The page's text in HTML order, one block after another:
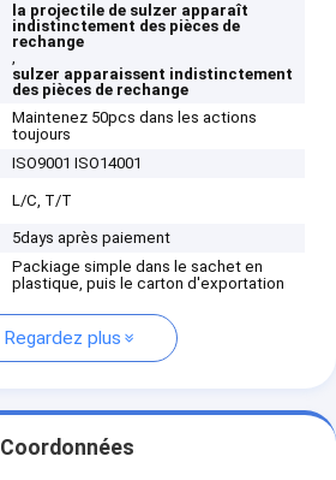
la projectile de sulzer apparaît
indistinctement des pièces de
rechange
,
sulzer apparaissent indistinctement
des pièces de rechange
Maintenez 50pcs dans les actions
toujours
ISO9001 ISO14001
L/C, T/T
5days après paiement
Packiage simple dans le sachet en
plastique, puis le carton d'exportation
Regardez plus
Coordonnées